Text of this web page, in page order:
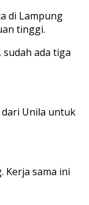
di Lampung
tinggi.
ada tiga
Unila untuk
Kerja sama ini